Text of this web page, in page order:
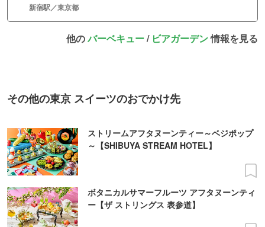
新宿駅／東京都
他のバーベキュー/ ビアガーデン情報を見る
その他の東京 スイーツのおでかけ先
ストリームアフタヌーンティー～ベジポップ
～【SHIBUYA STREAM HOTEL】
ボタニカルサマーフルーツ アフタヌーンティ
ー【ザ ストリングス 表参道】